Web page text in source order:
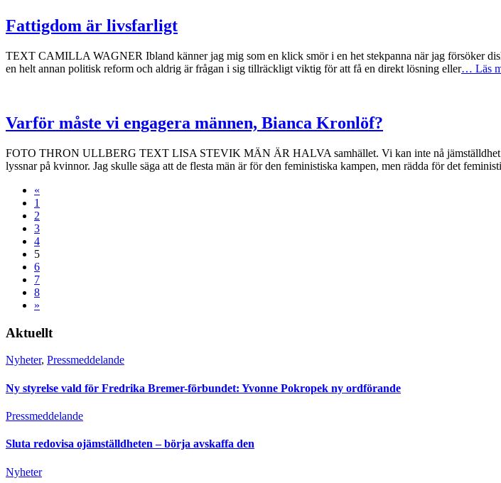
Fattigdom är livsfarligt
TEXT CAMILLA WAGNER Ibland känner jag mig som en klick smör i en het stekpanna när jag försöker
en helt annan politisk reform och aldrig är frågan i sig tillräckligt viktig för att få en direkt lösning eller… Läs
Varför måste vi engagera männen, Bianca Kronlöf?
FOTO THRON ULLBERG TEXT LISA STEVIK MÄN ÄR HALVA samhället. Vi kan inte nå jämställdhet
lyssnar på kvinnor. Jag skulle säga att de flesta män är för den feministiska kampen, men rädda för det
«
1
2
3
4
5
6
7
8
»
Aktuellt
Nyheter, Pressmeddelande
Ny styrelse vald för Fredrika Bremer-förbundet: Yvonne Pokropek ny ordförande
Pressmeddelande
Sluta redovisa ojämställdheten – börja avskaffa den
Nyheter